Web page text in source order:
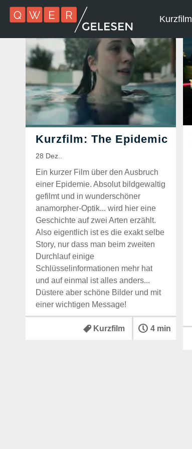
Kurzfilm
Ein kurzer Film über den Ausbruch
einer Epidemie. Absolut bildgewaltig
gefilmt und in wunderschöner
anamorpher-Optik... wird hier eine
Geschichte auf zwei Arten erzählt.
Also eigentlich ist es die exakt selbe
Story, nur dass man beim zweiten
Durchlauf einige
Schlüsselinformationen mehr hat
und auf einmal ist alles anders...
Düstere aber schöne Bilder und mit
einer wichtigen Message!
Kurzfilm 4 min